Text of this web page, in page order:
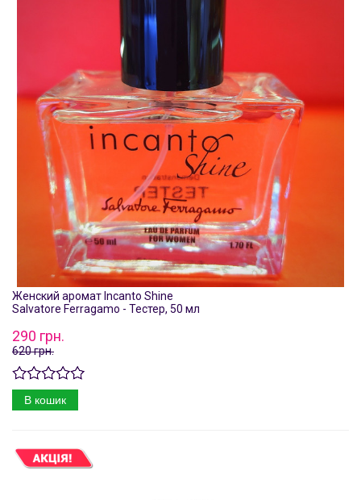
Женский аромат Incanto Shine
Salvatore Ferragamo - Тестер, 50 мл
290 грн.
620 грн.
В кошик